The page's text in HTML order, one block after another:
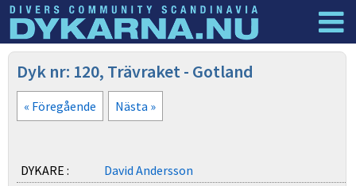
Dyknyheter
Dyk nr: 120, Trävraket - Gotland
« Föregående Nästa »
DYKARE :
David Andersson